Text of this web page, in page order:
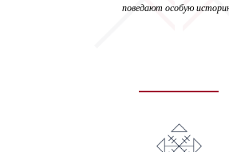
поведают особую